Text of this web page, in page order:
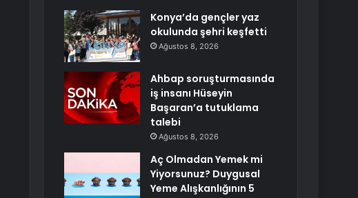
Konya’da gençler yaz
okulunda şehri keşfetti
Ağustos 8, 2026
Ahbap soruşturmasında
iş insanı Hüseyin
Başaran’a tutuklama
talebi
Ağustos 8, 2026
Aç Olmadan Yemek mi
Yiyorsunuz? Duygusal
Yeme Alışkanlığının 5